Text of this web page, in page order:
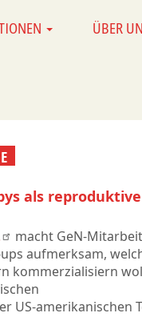
ÜBER
als
macht GeN-
aufmerksam,
kommerzialisiern
US-amerikanischen